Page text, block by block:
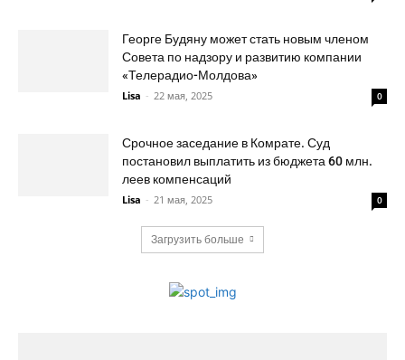
Георге Будяну может стать новым членом
Совета по надзору и развитию компании
«Телерадио-Молдова»
Lisa - 22 мая, 2025 0
Срочное заседание в Комрате. Суд
постановил выплатить из бюджета 60 млн.
леев компенсаций
Lisa - 21 мая, 2025 0
Загрузить больше